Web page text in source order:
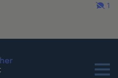
1
Menu